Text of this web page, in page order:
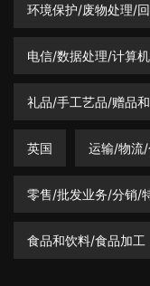
环境保护/废物处理/
电信/数据处理/计算机
礼品/手工艺品/赠品
英国 运输/物流/
零售/批发业务/分销/
食品和饮料/食品加工